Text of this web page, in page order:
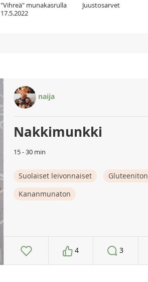
"Vihreä" munakasrulla
17.5.2022
Juustosarvet
naija
Nakkimunkki
15 - 30 min
Suolaiset leivonnaiset Gluteeniton
Kananmunaton
4 3